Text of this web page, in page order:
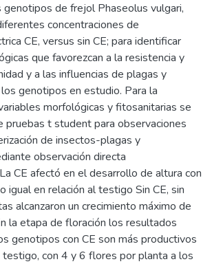
de frejol Phaseolus vulgari,
concentraciones de
CE, versus sin CE; para identificar
que favorezcan a la resistencia y
y a las influencias de plagas y
genotipos en estudio. Para la
morfológicas y fitosanitarias se
pruebas t student para observaciones
de insectos-plagas y
observación directa
CE afectó en el desarrollo de altura con
igual en relación al testigo Sin CE, sin
alcanzaron un crecimiento máximo de
la etapa de floración los resultados
genotipos con CE son más productivos
con 4 y 6 flores por planta a los